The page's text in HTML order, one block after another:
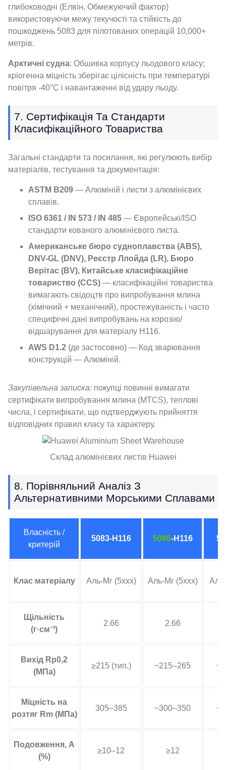
глибоководні (Елвін, Обмежуючий фактор)
використовуючи межу текучості та стійкість до
пошкоджень 5083 для пілотованих операцій 10,000+
метрів.
Арктичні судна: Обшивка корпусу льодового класу;
кріогенна міцність зберігає цілісність при температурі
повітря -40°C і навантаженні від удару льоду.
7. Сертифікація Та Стандарти
Класифікаційного Товариства
Загальні стандарти та посилання, які регулюють вибір
матеріалів, тестування та документація:
ASTM B209 — Алюміній і листи з алюмінієвих
сплавів.
ISO 6361 / IN 573 / IN 485 — Європейські/ISO
стандарти кованого алюмінієвого листа.
Американське бюро судноплавства (ABS),
DNV-GL (DNV), Реєстр Ллойда (LR), Бюро
Верітас (BV), Китайське класифікаційне
товариство (CCS) — класифікаційні товариства
вимагають свідоцтв про випробування млина
(хімічний + механічний), простежуваність і часто
специфічні дані випробувань на корозію/
відшарування для матеріалу H116.
AWS D1.2 (де застосовно) — Код зварювання
конструкцій — Алюміній.
Закупівельна записка: покупці повинні вимагати
сертифікати випробування млина (MTCS), теплові
числа, і сертифікати, що підтверджують прийняття
відповідних правил класу та характеру.
Склад алюмінієвих листів Huawei
8. Порівняльний Аналіз З
Альтернативними Морськими Сплавами
Власність /
критерій
5083-H116 5086-H116
Клас матеріалу Аль-Мг (5ххх) Аль-Мг (5ххх)
Щільність
(г·см⁻³)
2.66 2.66
Вихід Rp0,2
(МПа)
≥215 (тип.) ~215–265
Міцність на
розтяг Rm (МПа)
305–385 ~300–350
Подовження, А
(%)
≥10–12 ≥12